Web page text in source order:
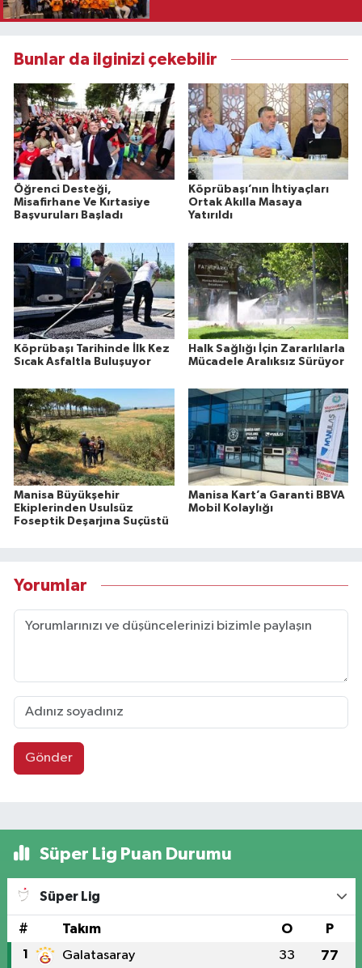
Bunlar da ilginizi çekebilir
Öğrenci Desteği,
Misafirhane Ve Kırtasiye
Başvuruları Başladı
Köprübaşı’nın İhtiyaçları
Ortak Akılla Masaya
Yatırıldı
Köprübaşı Tarihinde İlk Kez
Sıcak Asfaltla Buluşuyor
Halk Sağlığı İçin Zararlılarla
Mücadele Aralıksız Sürüyor
Manisa Büyükşehir
Ekiplerinden Usulsüz
Foseptik Deşarjına Suçüstü
Manisa Kart’a Garanti BBVA
Mobil Kolaylığı
Yorumlar
Gönder
Süper Lig Puan Durumu
Süper Lig
# Takım O P
1 Galatasaray 33 77